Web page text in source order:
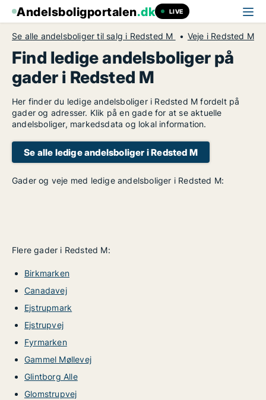
Andelsboligportalen.dk LIVE
Se alle andelsboliger til salg i Redsted M Veje i Redsted M
Find ledige andelsboliger på
gader i Redsted M
Her finder du ledige andelsboliger i Redsted M fordelt på
gader og adresser. Klik på en gade for at se aktuelle
andelsboliger, markedsdata og lokal information.
Se alle ledige andelsboliger i Redsted M
Gader og veje med ledige andelsboliger i Redsted M:
Flere gader i Redsted M:
Birkmarken
Canadavej
Ejstrupmark
Ejstrupvej
Fyrmarken
Gammel Møllevej
Glintborg Alle
Glomstrupvej